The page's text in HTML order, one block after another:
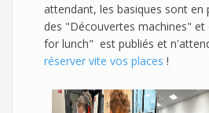
attendant, les basiques sont en
des "Découvertes machines"
for lunch" est publiés et
réserver vite vos places !